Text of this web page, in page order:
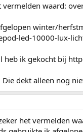
vermelden waard:
winter/
led-10000-lux-
heb ik gekocht bij
dekt alleen nog
het vermelden